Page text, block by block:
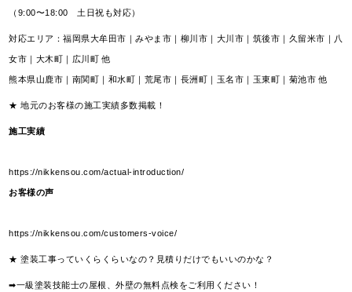
（9:00〜18:00 土日祝も対応）
対応エリア：福岡県大牟田市｜みやま市｜柳川市｜大川市｜筑後市｜久留米市｜八
女市｜大木町｜広川町 他
熊本県山鹿市｜南関町｜和水町｜荒尾市｜長洲町｜玉名市｜玉東町｜菊池市 他
★ 地元のお客様の施工実績多数掲載！
施工実績
https://nikkensou.com/actual-introduction/
お客様の声
https://nikkensou.com/customers-voice/
★ 塗装工事っていくらくらいなの？見積りだけでもいいのかな？
➡一級塗装技能士の屋根、外壁の無料点検をご利用ください！